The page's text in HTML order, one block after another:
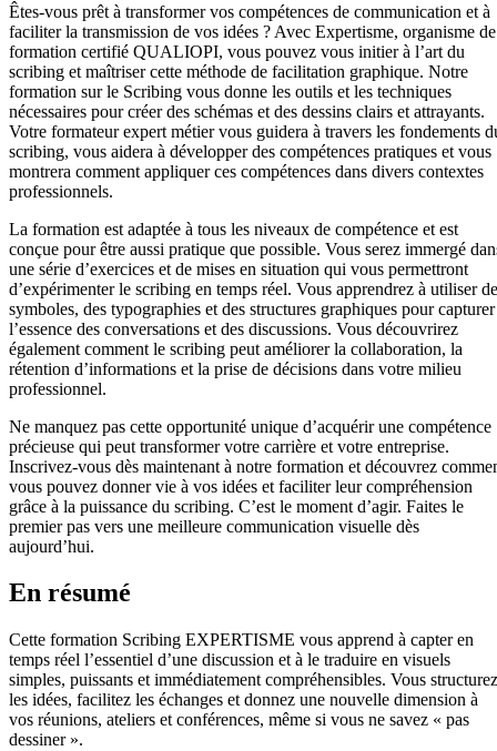
Êtes-vous prêt à transformer vos compétences de communication et à
faciliter la transmission de vos idées ? Avec Expertisme, organisme de
formation certifié QUALIOPI, vous pouvez vous initier à l’art du
scribing et maîtriser cette méthode de facilitation graphique. Notre
formation sur le Scribing vous donne les outils et les techniques
nécessaires pour créer des schémas et des dessins clairs et attrayants.
Votre formateur expert métier vous guidera à travers les fondements
scribing, vous aidera à développer des compétences pratiques et vous
montrera comment appliquer ces compétences dans divers contextes
professionnels.
La formation est adaptée à tous les niveaux de compétence et est
conçue pour être aussi pratique que possible. Vous serez immergé
une série d’exercices et de mises en situation qui vous permettront
d’expérimenter le scribing en temps réel. Vous apprendrez à utiliser
symboles, des typographies et des structures graphiques pour capturer
l’essence des conversations et des discussions. Vous découvrirez
également comment le scribing peut améliorer la collaboration, la
rétention d’informations et la prise de décisions dans votre milieu
professionnel.
Ne manquez pas cette opportunité unique d’acquérir une compétence
précieuse qui peut transformer votre carrière et votre entreprise.
Inscrivez-vous dès maintenant à notre formation et découvrez
vous pouvez donner vie à vos idées et faciliter leur compréhension
grâce à la puissance du scribing. C’est le moment d’agir. Faites le
premier pas vers une meilleure communication visuelle dès
aujourd’hui.
En résumé
Cette formation Scribing EXPERTISME vous apprend à capter en
temps réel l’essentiel d’une discussion et à le traduire en visuels
simples, puissants et immédiatement compréhensibles. Vous structurez
les idées, facilitez les échanges et donnez une nouvelle dimension à
vos réunions, ateliers et conférences, même si vous ne savez « pas
dessiner ».